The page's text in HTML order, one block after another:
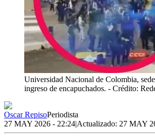
Universidad Nacional de Colombia,
ingreso de encapuchados. - Crédito:
Oscar RepisoPeriodista
27 MAY 2026 - 22:24|Actualizado: 27 MAY